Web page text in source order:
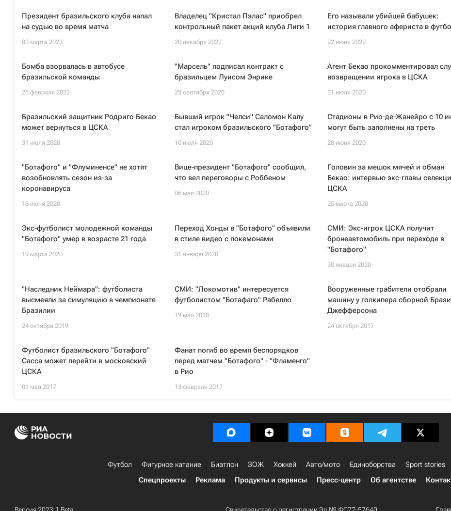
Президент бразильского клуба напал
на судью во время матча
03 марта 2023
Владелец "Кристал Пэлас" приобрел
контрольный пакет акций клуба Лиги 1
20 декабря 2022
Его называли убийцей бабушек:
история главного афериста в
22 июня 2022
Бомба взорвалась в автобусе
бразильской команды
25 февраля 2022
"Марсель" подписал контракт с
бразильцем Луисом Энрике
25 сентября 2020
Агент Бекао прокомментировал
возвращении игрока в ЦСКА
31 июля 2020
Бразильский защитник Родриго Бекао
может вернуться в ЦСКА
31 июля 2020
Бывший игрок "Челси" Саломон Калу
стал игроком бразильского "Ботафого"
10 июля 2020
Стадионы в Рио-де-Жанейро c 10
могут быть заполнены на треть
28 июня 2020
"Ботафого" и "Флуминенсе" не хотят
возобновлять сезон из-за
коронавируса
16 июня 2020
Вице-президент "Ботафого" сообщил,
что вел переговоры с Роббеном
06 мая 2020
Головин за мешок мячей и обман
Бекао: интервью экс-главы
ЦСКА
25 марта 2020
Экс-футболист молодежной команды
"Ботафого" умер в возрасте 21 года
19 марта 2020
Переход Хонды в "Ботафого" объявили
в стиле видео с покемонами
31 января 2020
СМИ: Экс-игрок ЦСКА получит
бронеавтомобиль при переходе в
"Ботафого"
30 января 2020
"Наследник Неймара": футболиста
высмеяли за симуляцию в чемпионате
Бразилии
24 октября 2019
СМИ: "Локомотив" интересуется
футболистом "Ботафаго" Рабелло
19 мая 2018
Вооруженные грабители отобрали
машину у голкипера сборной
Джефферсона
24 октября 2017
Футболист бразильского "Ботафого"
Сасса может перейти в московский
ЦСКА
01 мая 2017
Фанат погиб во время беспорядков
перед матчем "Ботафого" - "Фламенго"
в Рио
13 февраля 2017
Футбол Фигурное катание Биатлон ЗОЖ Хоккей Авто/мото Единоборства Sport stories
Спецпроекты
Реклама Продукты и сервисы Пресс-центр Об агентстве